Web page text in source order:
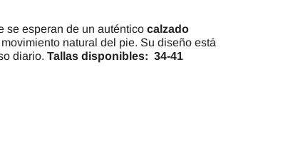
se esperan de un auténtico calzado
natural del pie. Su diseño está
diario. Tallas disponibles: 34-41